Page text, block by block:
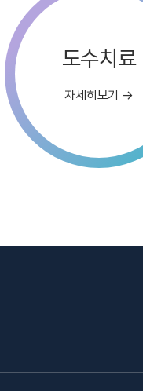
도수치료
자세히보기 →